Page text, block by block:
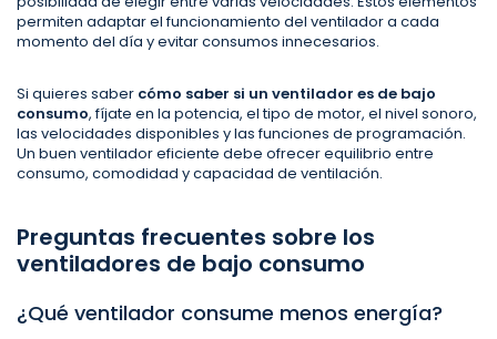
permiten adaptar el funcionamiento del ventilador a cada
momento del día y evitar consumos innecesarios.
Si quieres saber cómo saber si un ventilador es de bajo
consumo, fíjate en la potencia, el tipo de motor, el nivel sonoro,
las velocidades disponibles y las funciones de programación.
Un buen ventilador eficiente debe ofrecer equilibrio entre
consumo, comodidad y capacidad de ventilación.
Preguntas frecuentes sobre los
ventiladores de bajo consumo
¿Qué ventilador consume menos energía?